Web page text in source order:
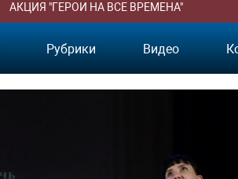
АКЦИЯ "ГЕРОИ НА ВСЕ ВРЕМЕНА"
Рубрики Видео